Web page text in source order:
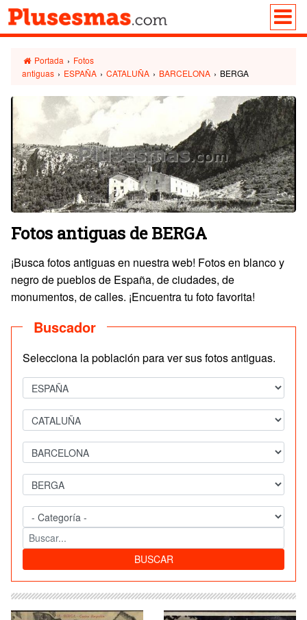
Portada › Fotos
antiguas › ESPAÑA › CATALUÑA › BARCELONA › BERGA
Fotos antiguas de BERGA
¡Busca fotos antiguas en nuestra web! Fotos en blanco y
negro de pueblos de España, de ciudades, de
monumentos, de calles. ¡Encuentra tu foto favorita!
Buscador
Selecciona la población para ver sus fotos antiguas.
BUSCAR